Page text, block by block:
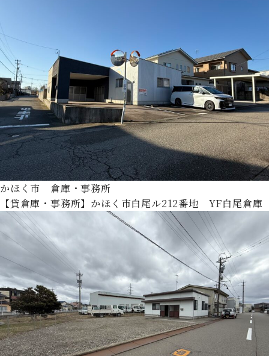
かほく市 倉庫・事務所
【貸倉庫・事務所】かほく市白尾ル212番地 YF白尾倉庫